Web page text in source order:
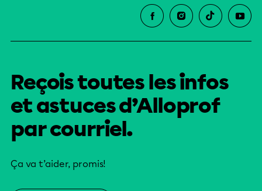
Reçois toutes les infos
et astuces d’Alloprof
par courriel.
Ça va t’aider, promis!